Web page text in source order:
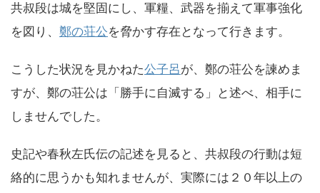
共叔段は城を堅固にし、軍糧、武器を揃えて軍事強化
を図り、 鄭の荘公を脅かす存在となって行きます。
こうした状況を見かねた公子呂が、鄭の荘公を諫めま
すが、鄭の荘公は「勝手に自滅する」と述べ、相手に
しませんでした。
史記や春秋左氏伝の記述を見ると、共叔段の行動は短
絡的に思うかも知れませんが、実際には２０年以上の